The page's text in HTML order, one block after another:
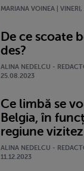
MARIANA VOINEA |
De ce scoate
des?
ALINA NEDELCU -
25.08.2023
Ce limbă se
Belgia, în
regiune
ALINA NEDELCU -
11.12.2023